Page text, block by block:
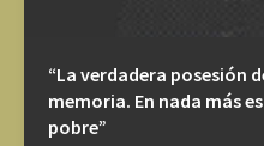
“La verdadera posesión
memoria. En nada más
pobre”